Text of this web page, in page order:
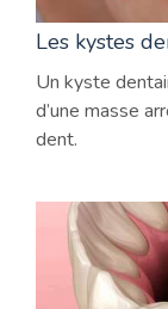
Les kystes
Un kyste
d’une masse
dent.